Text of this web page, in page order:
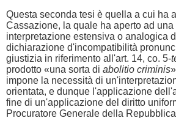
Questa seconda tesi è quella a cui ha
Cassazione, la quale ha aperto ad
interpretazione estensiva o analogica
dichiarazione d'incompatibilità
giustizia in riferimento all'art. 14, co. 5-
prodotto «una sorta di abolitio criminis
impone la necessità di
orientata, e dunque l'applicazione
fine di un'applicazione del diritto
Procuratore Generale della